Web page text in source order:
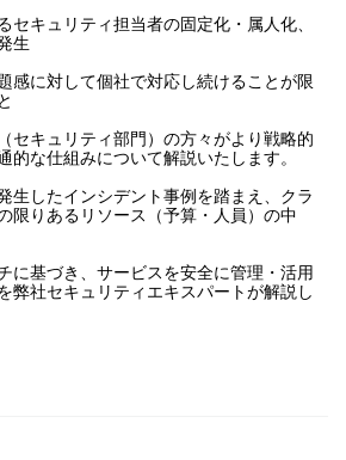
セキュリティ担当者の固定化・属人化、
生
感に対して個社で対応し続けることが限
セキュリティ部門）の方々がより戦略的
的な仕組みについて解説いたします。
生したインシデント事例を踏まえ、クラ
限りあるリソース（予算・人員）の中
に基づき、サービスを安全に管理・活用
弊社セキュリティエキスパートが解説し